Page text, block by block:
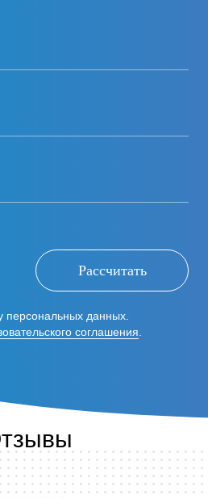
Рассчитать
персональных данных.
соглашения.